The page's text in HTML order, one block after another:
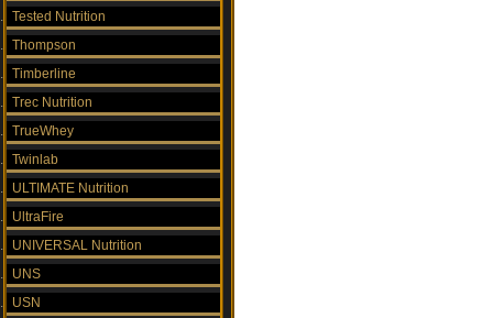
Tested Nutrition
Thompson
Timberline
Trec Nutrition
TrueWhey
Twinlab
ULTIMATE Nutrition
UltraFire
UNIVERSAL Nutrition
UNS
USN